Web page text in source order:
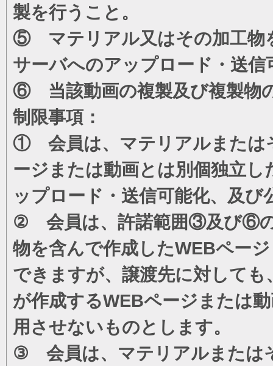
製を行うこと。
⑤ マテリアル又はその加工物
サーバへのアップロード・送信
⑥ 当該動画の複製及び複製物
制限事項：
① 会員は、マテリアルまたは
ージまたは動画とは別個独立
ップロード・送信可能化、及
② 会員は、許諾範囲③及び⑥の
物を含んで作成したWEBペー
できますが、譲渡先に対して
が作成するWEBページまたは
用させないものとします。
③ 会員は、マテリアルまたは